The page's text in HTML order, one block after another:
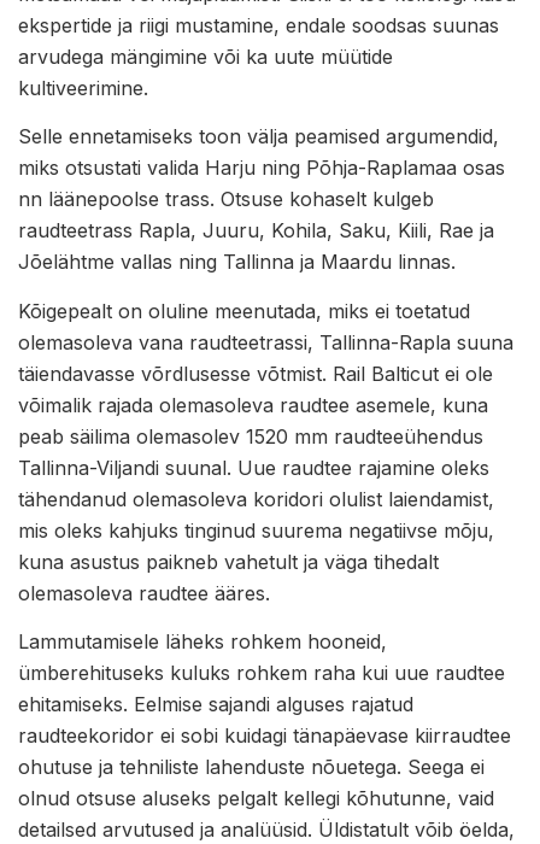
ekspertide ja riigi mustamine, endale soodsas suunas
arvudega mängimine või ka uute müütide
kultiveerimine.
Selle ennetamiseks toon välja peamised argumendid,
miks otsustati valida Harju ning Põhja-Raplamaa osas
nn läänepoolse trass. Otsuse kohaselt kulgeb
raudteetrass Rapla, Juuru, Kohila, Saku, Kiili, Rae ja
Jõelähtme vallas ning Tallinna ja Maardu linnas.
Kõigepealt on oluline meenutada, miks ei toetatud
olemasoleva vana raudteetrassi, Tallinna-Rapla suuna
täiendavasse võrdlusesse võtmist. Rail Balticut ei ole
võimalik rajada olemasoleva raudtee asemele, kuna
peab säilima olemasolev 1520 mm raudteeühendus
Tallinna-Viljandi suunal. Uue raudtee rajamine oleks
tähendanud olemasoleva koridori olulist laiendamist,
mis oleks kahjuks tinginud suurema negatiivse mõju,
kuna asustus paikneb vahetult ja väga tihedalt
olemasoleva raudtee ääres.
Lammutamisele läheks rohkem hooneid,
ümberehituseks kuluks rohkem raha kui uue raudtee
ehitamiseks. Eelmise sajandi alguses rajatud
raudteekoridor ei sobi kuidagi tänapäevase kiirraudtee
ohutuse ja tehniliste lahenduste nõuetega. Seega ei
olnud otsuse aluseks pelgalt kellegi kõhutunne, vaid
detailsed arvutused ja analüüsid. Üldistatult võib öelda,